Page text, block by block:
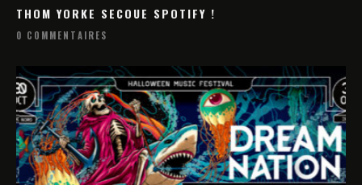
THOM YORKE SECOUE SPOTIFY !
0 COMMENTAIRES